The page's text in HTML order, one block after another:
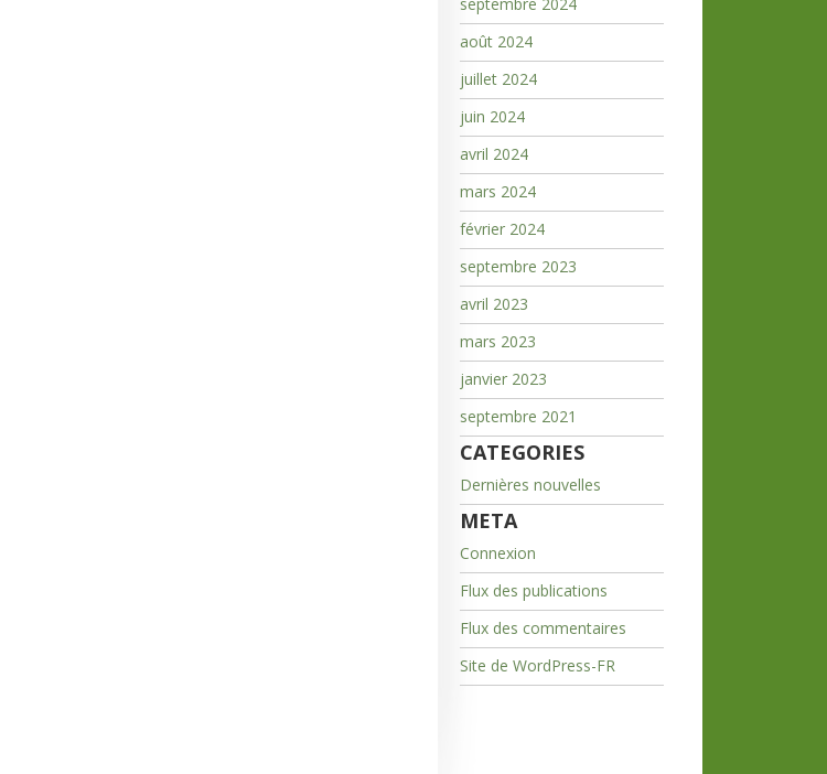
août 2024
juillet 2024
juin 2024
avril 2024
mars 2024
février 2024
septembre 2023
avril 2023
mars 2023
janvier 2023
septembre 2021
CATEGORIES
Dernières nouvelles
META
Connexion
Flux des publications
Flux des commentaires
Site de WordPress-FR